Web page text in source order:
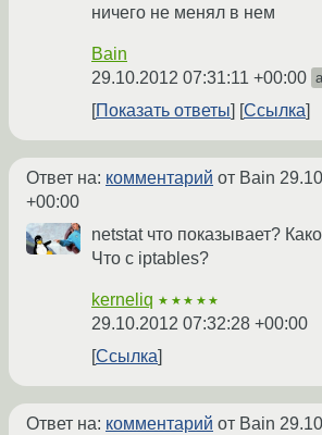
ничего не менял в нем
Bain
29.10.2012 07:31:11 +00:00
Показать ответы Ссылка
Ответ на: комментарий от Bain
+00:00
netstat что показывает?
Что с iptables?
kerneliq ★★★★★
29.10.2012 07:32:28 +00:00
Ссылка
Ответ на: комментарий от Bain